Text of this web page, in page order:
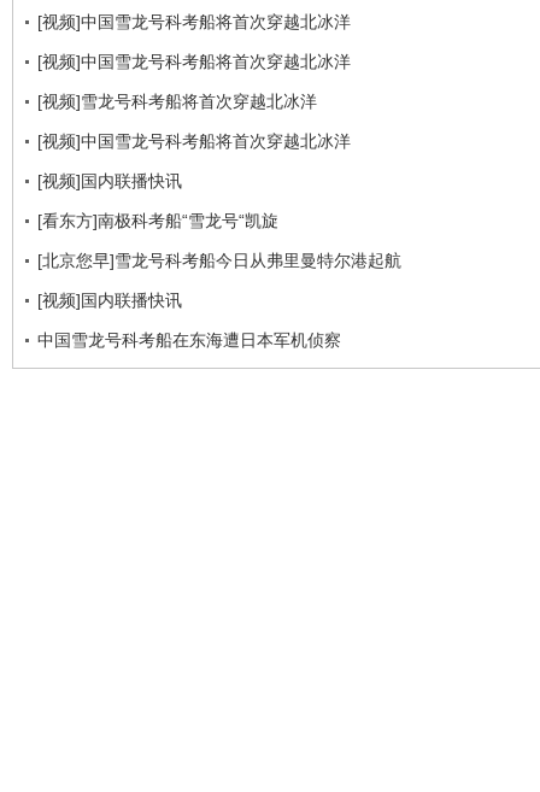
[视频]中国雪龙号科考船将首次穿越北冰洋
[视频]中国雪龙号科考船将首次穿越北冰洋
[视频]雪龙号科考船将首次穿越北冰洋
[视频]中国雪龙号科考船将首次穿越北冰洋
[视频]国内联播快讯
[看东方]南极科考船“雪龙号“凯旋
[北京您早]雪龙号科考船今日从弗里曼特尔港起航
[视频]国内联播快讯
中国雪龙号科考船在东海遭日本军机侦察